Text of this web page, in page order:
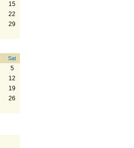
15
22
29
Sat
5
12
19
26